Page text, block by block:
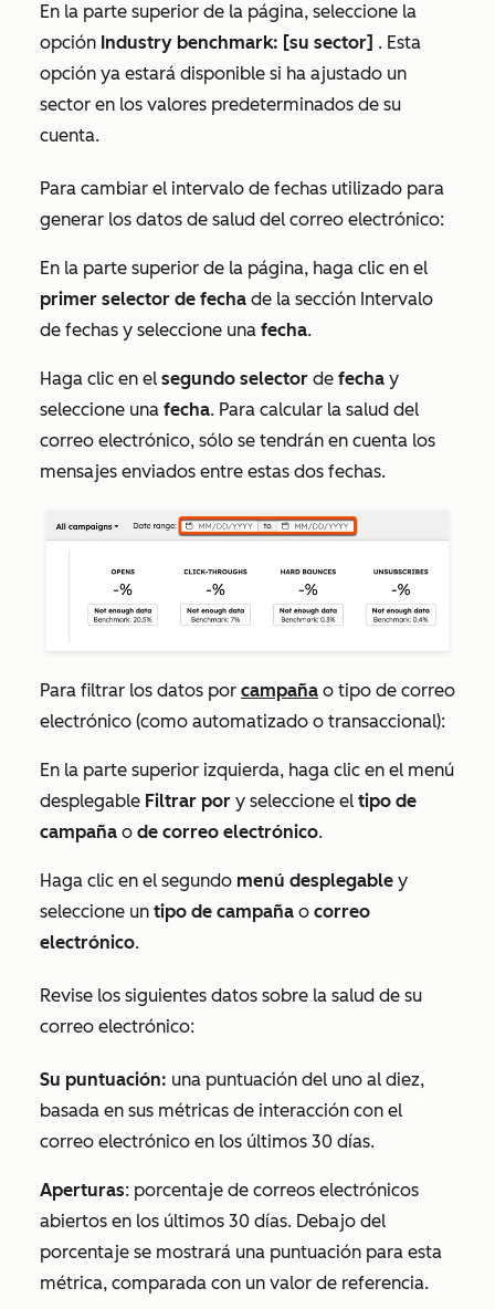
En la parte superior de la página, seleccione la
opción Industry benchmark: [su sector] . Esta
opción ya estará disponible si ha ajustado un
sector en los valores predeterminados de su
cuenta.
Para cambiar el intervalo de fechas utilizado para
generar los datos de salud del correo electrónico:
En la parte superior de la página, haga clic en el
primer selector de fecha de la sección Intervalo
de fechas y seleccione una fecha.
Haga clic en el segundo selector de fecha y
seleccione una fecha. Para calcular la salud del
correo electrónico, sólo se tendrán en cuenta los
mensajes enviados entre estas dos fechas.
Para filtrar los datos por campaña o tipo de correo
electrónico (como automatizado o transaccional):
En la parte superior izquierda, haga clic en el menú
desplegable Filtrar por y seleccione el tipo de
campaña o de correo electrónico.
Haga clic en el segundo menú desplegable y
seleccione un tipo de campaña o correo
electrónico.
Revise los siguientes datos sobre la salud de su
correo electrónico:
Su puntuación: una puntuación del uno al diez,
basada en sus métricas de interacción con el
correo electrónico en los últimos 30 días.
Aperturas: porcentaje de correos electrónicos
abiertos en los últimos 30 días. Debajo del
porcentaje se mostrará una puntuación para esta
métrica, comparada con un valor de referencia.